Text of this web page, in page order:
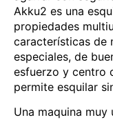
Akku2 es una
propiedades
características de
especiales, de
esfuerzo y centro
permite esquilar
Una maquina